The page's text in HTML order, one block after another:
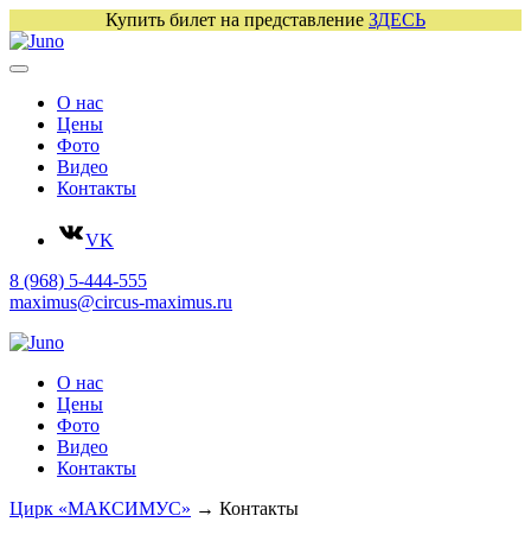
Купить билет на представление ЗДЕСЬ
О нас
Цены
Фото
Видео
Контакты
VK
8 (968) 5-444-555
maximus@circus-maximus.ru
О нас
Цены
Фото
Видео
Контакты
Цирк «МАКСИМУС» → Контакты